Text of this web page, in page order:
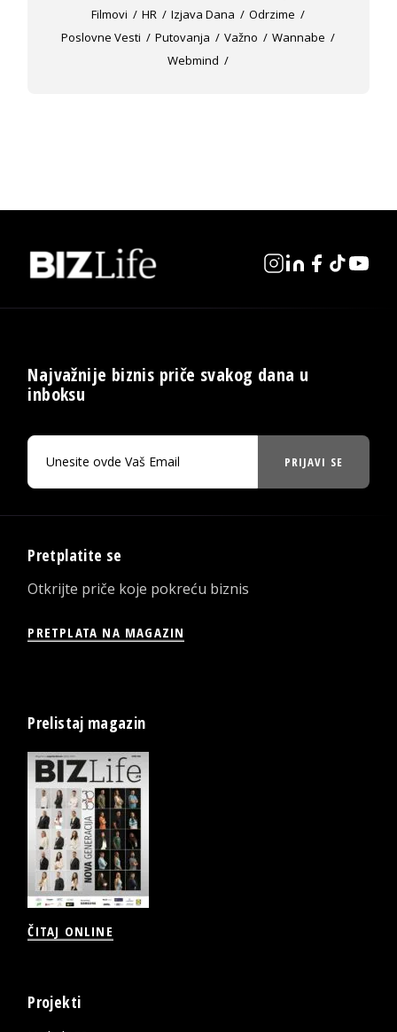
Filmovi
HR Izjava Dana
Odrzime
Poslovne Vesti
Putovanja Važno
Wannabe
Webmind
Najvažnije biznis priče svakog dana u
inboksu
PRIJAVI SE
Pretplatite se
Otkrijte priče koje pokreću biznis
PRETPLATA NA MAGAZIN
Prelistaj magazin
ČITAJ ONLINE
Projekti